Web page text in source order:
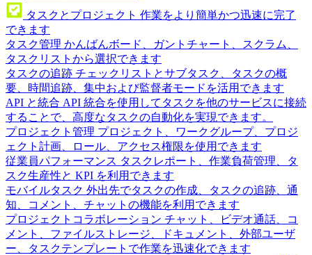
タスクとプロジェクト 作業をより簡単かつ迅速に完了
できます
タスク管理 かんばんボード、ガントチャート、スクラム、
タスクリストから選択できます
タスクの追跡 チェックリストとサブタスク、タスクの概
要、時間追跡、集中および監督者モードを活用できます
API と統合 API 統合を使用してタスクを他のサービスに接続
することで、高度なタスクの自動化を実現できます。
プロジェクト管理 プロジェクト、ワークグループ、プロジ
ェクト計画、ロール、アクセス権限を使用できます
従業員パフォーマンス タスクレポート、作業負荷管理、タ
スク生産性と KPI を利用できます
モバイルタスク 外出先でタスクの作成、タスクの追跡、通
知、コメント、チャットの機能を利用できます
プロジェクトコラボレーション チャット、ビデオ通話、コ
メント、ファイルストレージ、ドキュメント、外部ユーザ
ー、タスクテンプレートで作業を迅速化できます